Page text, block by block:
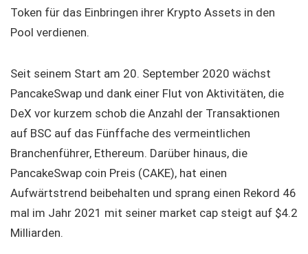
Token für das Einbringen ihrer Krypto Assets in den
Pool verdienen.
Seit seinem Start am 20. September 2020 wächst
PancakeSwap und dank einer Flut von Aktivitäten, die
DeX vor kurzem schob die Anzahl der Transaktionen
auf BSC auf das Fünffache des vermeintlichen
Branchenführer, Ethereum. Darüber hinaus, die
PancakeSwap coin Preis (CAKE), hat einen
Aufwärtstrend beibehalten und sprang einen Rekord 46
mal im Jahr 2021 mit seiner market cap steigt auf $4.2
Milliarden.